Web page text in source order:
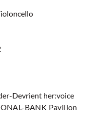
Devrient her:voice
BANK Pavillon